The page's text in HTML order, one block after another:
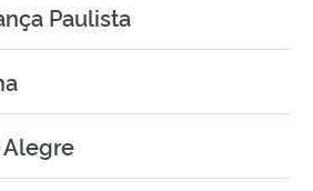
Paulista